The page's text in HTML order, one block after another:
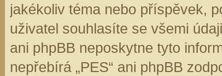
jakékoliv téma nebo příspěvek,
uživatel souhlasíte se všemi
ani phpBB neposkytne tyto
nepřebírá „PES“ ani phpBB